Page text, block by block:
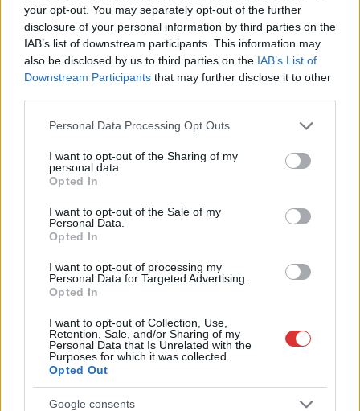
your opt-out. You may separately opt-out of the further
disclosure of your personal information by third parties on the
IAB’s list of downstream participants. This information may
also be disclosed by us to third parties on the IAB’s List of
Downstream Participants that may further disclose it to other
Please note that this website/app uses one or more Google
not limited to your visit or usage behaviour. You may click to
grant or deny consent to Google and its third-party tags to
use your data for below specified purposes in below Google
consent section.
Personal Data Processing Opt Outs
I want to opt-out of the Sharing of my
personal data.
Opted In
I want to opt-out of the Sale of my
Personal Data.
Opted In
I want to opt-out of processing my
Personal Data for Targeted Advertising.
Opted In
I want to opt-out of Collection, Use,
Retention, Sale, and/or Sharing of my
Personal Data that Is Unrelated with the
Purposes for which it was collected.
Opted Out
Google consents
2026.08.03. Gáll Tódor
Élj a lehetőséggel, szerezz érettségit munka
mellett!